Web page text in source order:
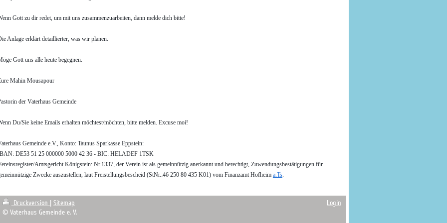
Gott zu dir redet, um mit uns zusammenzuarbeiten, dann melde dich bitte!
Anlage erklärt detaillierter, was wir planen.
Gott uns alle heute begegnen.
Mahin Mousapour
der Vaterhaus Gemeinde
Du/Sie keine Emails erhalten möchtest/möchten, bitte melden. Excuse moi!
Gemeinde e.V., Konto: Taunus Sparkasse Eppstein:
DE53 51 25 000000 5000 42 36 - BIC: HELADEF 1TSK
Amtsgericht Königstein: Nr.1337, der Verein ist als gemeinnützig anerkannt und berechtigt, Zuwendungsbestätigungen für
Zwecke auszustellen, laut Freistellungsbescheid (StNr.:46 250 80 435 K01) vom Finanzamt Hofheim a.Ts.
Druckversion | Sitemap
© Vaterhaus Gemeinde e. V.
Login